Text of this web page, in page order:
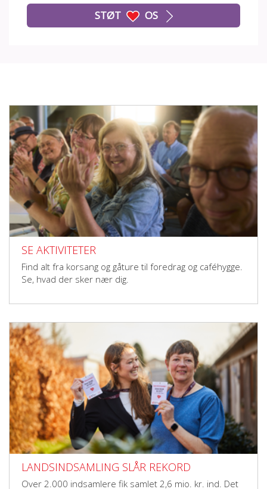
STØT OS
SE AKTIVITETER
Find alt fra korsang og gåture til foredrag og caféhygge.
Se, hvad der sker nær dig.
LANDSINDSAMLING SLÅR REKORD
Over 2.000 indsamlere fik samlet 2,6 mio. kr. ind. Det